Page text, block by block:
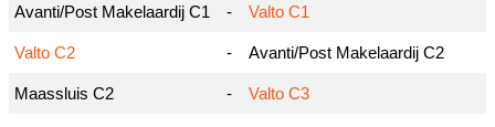
Avanti/Post Makelaardij C1 - Valto C1
Valto C2 - Avanti/Post Makelaardij C2
Maassluis C2 - Valto C3